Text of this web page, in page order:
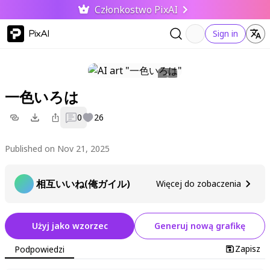
Członkostwo PixAI
PixAI Sign in
一色いろは
0 26
Published on Nov 21, 2025
相互いいね(俺ガイル) Więcej do zobaczenia
Użyj jako wzorzec Generuj nową grafikę
Podpowiedzi Zapisz